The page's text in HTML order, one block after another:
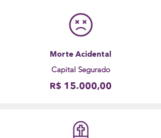
Morte Acidental
Capital Segurado
R$ 15.000,00